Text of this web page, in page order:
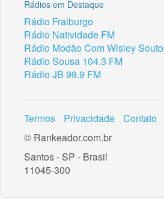
Rádios em Destaque
Rádio Fraiburgo
Rádio Natividade FM
Rádio Modão Com Wisley Souto
Rádio Sousa 104.3 FM
Rádio JB 99.9 FM
Termos Privacidade
Contato
© Rankeador.com.br
Santos - SP - Brasil
11045-300